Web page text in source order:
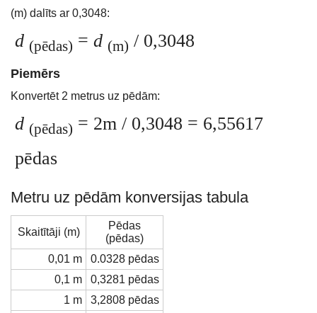
(m) dalīts ar 0,3048:
d (pēdas) = d (m) / 0,3048
Piemērs
Konvertēt 2 metrus uz pēdām:
d (pēdas) = 2m / 0,3048 = 6,55617
pēdas
Metru uz pēdām konversijas tabula
Skaitītāji (m)
Pēdas
(pēdas)
0,01 m
0.0328 pēdas
0,1 m
0,3281 pēdas
1 m
3,2808 pēdas